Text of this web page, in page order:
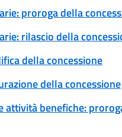
proroga della
rilascio della
della concessione
della concessione
attività benefiche: